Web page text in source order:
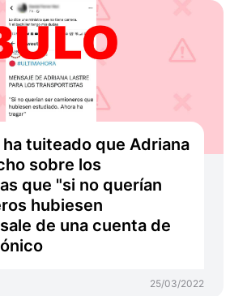
ha tuiteado que Adriana
sobre los
que "si no querían
hubiesen
de una cuenta de
25/03/2022